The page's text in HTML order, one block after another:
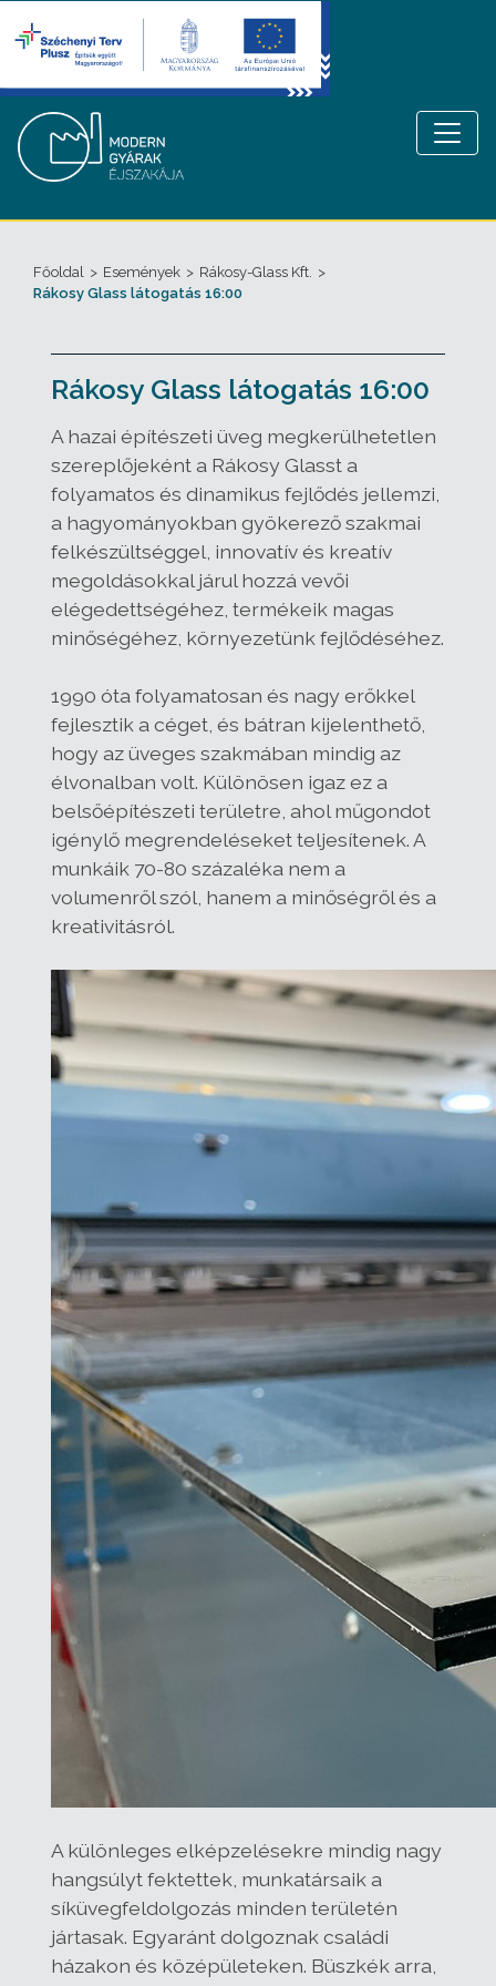
Főoldal > Események > Rákosy-Glass Kft. >
Rákosy Glass látogatás 16:00
Rákosy Glass látogatás 16:00
A hazai építészeti üveg megkerülhetetlen
szereplőjeként a Rákosy Glassta
folyamatos és dinamikus fejlődés jellemzi,
a hagyományokban gyökerező szakmai
felkészültséggel, innovatív és kreatív
megoldásokkal járul hozzá vevői
elégedettségéhez, termékeik magas
minőségéhez, környezetünk fejlődéséhez.
1990 óta folyamatosan és nagy erőkkel
fejlesztik a céget, és bátran kijelenthető,
hogy az üveges szakmában mindig az
élvonalban volt. Különösen igaz ez a
belsőépítészeti területre, ahol műgondot
igénylő megrendeléseket teljesítenek. A
munkáik 70-80 százaléka nem a
volumenről szól, hanem a minőségről és a
kreativitásról.
A különleges elképzelésekre mindig nagy
hangsúlyt fektettek, munkatársaik a
síküvegfeldolgozás minden területén
jártasak. Egyaránt dolgoznak családi
házakon és középületeken. Büszkék arra,